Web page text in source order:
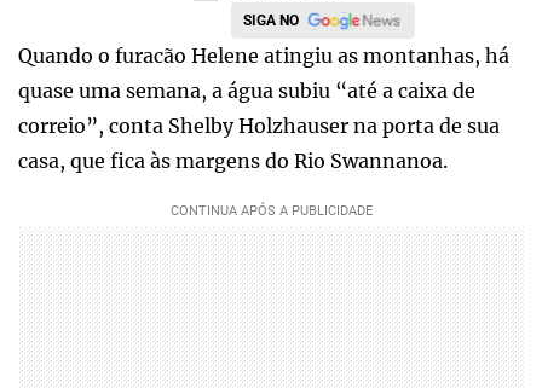
SIGA NO
Quando o furacão Helene atingiu as montanhas, há
quase uma semana, a água subiu “até a caixa de
correio”, conta Shelby Holzhauser na porta de sua
casa, que fica às margens do Rio Swannanoa.